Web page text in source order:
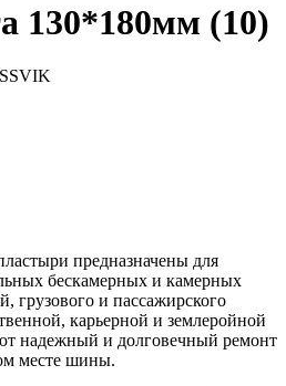
130*180мм (10)
предназначены для
бескамерных и камерных
грузового и пассажирского
карьерной и землеройной
надежный и долговечный ремонт
месте шины.